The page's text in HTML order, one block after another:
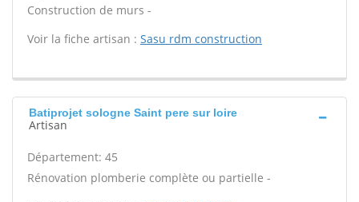
Construction de murs -
Voir la fiche artisan : Sasu rdm construction
Batiprojet sologne Saint pere sur loire
Artisan
Département: 45
Rénovation plomberie complète ou partielle -